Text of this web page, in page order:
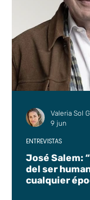
José Salem:
del ser
cualquier
ENTREVISTAS
Valeria Sol
9 jun